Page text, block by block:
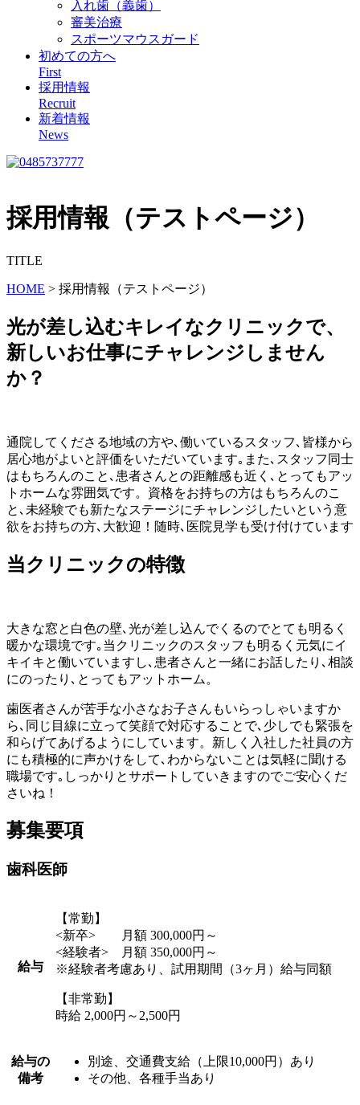
入れ歯（義歯）
審美治療
スポーツマウスガード
初めての方へ
First
採用情報
Recruit
新着情報
News
採用情報（テストページ）
TITLE
HOME > 採用情報（テストページ）
光が差し込むキレイなクリニックで、
新しいお仕事にチャレンジしません
か？
通院してくださる地域の方や､働いているスタッフ､皆様から
居心地がよいと評価をいただいています｡また､スタッフ同士
はもちろんのこと､患者さんとの距離感も近く､とってもアッ
トホームな雰囲気です。資格をお持ちの方はもちろんのこ
と､未経験でも新たなステージにチャレンジしたいという意
欲をお持ちの方､大歓迎！随時､医院見学も受け付けています
当クリニックの特徴
大きな窓と白色の壁､光が差し込んでくるのでとても明るく
暖かな環境です｡当クリニックのスタッフも明るく元気にイ
キイキと働いていますし､患者さんと一緒にお話したり､相談
にのったり､とってもアットホーム。
歯医者さんが苦手な小さなお子さんもいらっしゃいますか
ら､同じ目線に立って笑顔で対応することで､少しでも緊張を
和らげてあげるようにしています。新しく入社した社員の方
にも積極的に声かけをして､わからないことは気軽に聞ける
職場です｡しっかりとサポートしていきますのでご安心くだ
さいね！
募集要項
歯科医師
給与
【常勤】
<新卒> 月額 300,000円～
<経験者> 月額 350,000円～
※経験者考慮あり、試用期間（3ヶ月）給与同額
【非常勤】
時給 2,000円～2,500円
給与の
備考
別途、交通費支給（上限10,000円）あり
その他、各種手当あり